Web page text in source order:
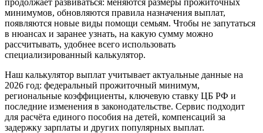
продолжает развиваться: меняются размеры прожиточных
минимумов, обновляются правила назначения выплат,
появляются новые виды помощи семьям. Чтобы не запутаться
в нюансах и заранее узнать, на какую сумму можно
рассчитывать, удобнее всего использовать
специализированный калькулятор.
Наш калькулятор выплат учитывает актуальные данные на
2026 год: федеральный прожиточный минимум,
региональные коэффициенты, ключевую ставку ЦБ РФ и
последние изменения в законодательстве. Сервис подходит
для расчёта единого пособия на детей, компенсаций за
задержку зарплаты и других популярных выплат.